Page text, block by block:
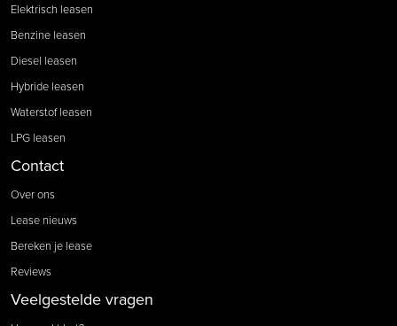
Elektrisch leasen
Benzine leasen
Diesel leasen
Hybride leasen
Waterstof leasen
LPG leasen
Contact
Over ons
Lease nieuws
Bereken je lease
Reviews
Veelgestelde vragen